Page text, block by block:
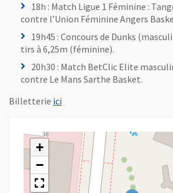
18h : Match Ligue 1 Féminine :
contre l’Union Féminine Angers
19h45 : Concours de Dunks
tirs à 6,25m (féminine).
20h30 : Match BetClic Elite
contre Le Mans Sarthe Basket.
Billetterie ici, Ouvre une nouvelle fenêtre
+
−